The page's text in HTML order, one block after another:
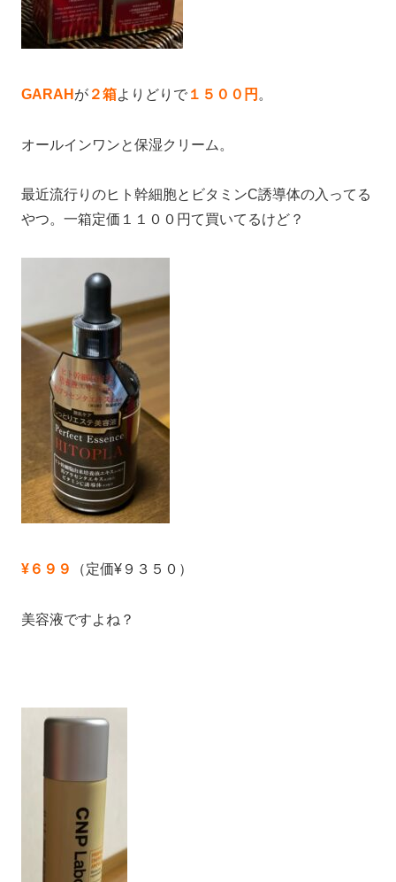
GARAH が ２箱よりどりで １５００円 。
オールインワンと保湿クリーム。
最近流行りのヒト幹細胞とビタミンC誘導体の入ってる
やつ。一箱定価１１００円て買いてるけど？
¥６９９ （定価¥９３５０）
美容液ですよね？